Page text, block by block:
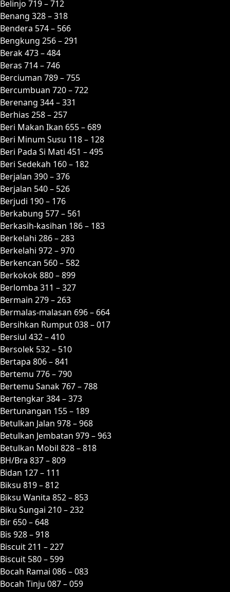
Belinjo 719 – 712
Benang 328 – 318
Bendera 574 – 566
Bengkung 256 – 291
Berak 473 – 484
Beras 714 – 746
Berciuman 789 – 755
Bercumbuan 720 – 722
Berenang 344 – 331
Berhias 258 – 257
Beri Makan Ikan 655 – 689
Beri Minum Susu 118 – 128
Beri Pada Si Mati 451 – 495
Beri Sedekah 160 – 182
Berjalan 390 – 376
Berjalan 540 – 526
Berjudi 190 – 176
Berkabung 577 – 561
Berkasih-kasihan 186 – 183
Berkelahi 286 – 283
Berkelahi 972 – 970
Berkencan 560 – 582
Berkokok 880 – 899
Berlomba 311 – 327
Bermain 279 – 263
Bermalas-malasan 696 – 664
Bersihkan Rumput 038 – 017
Bersiul 432 – 410
Bersolek 532 – 510
Bertapa 806 – 841
Bertemu 776 – 790
Bertemu Sanak 767 – 788
Bertengkar 384 – 373
Bertunangan 155 – 189
Betulkan Jalan 978 – 968
Betulkan Jembatan 979 – 963
Betulkan Mobil 828 – 818
BH/Bra 837 – 809
Bidan 127 – 111
Biksu 819 – 812
Biksu Wanita 852 – 853
Biku Sungai 210 – 232
Bir 650 – 648
Bis 928 – 918
Biscuit 211 – 227
Biscuit 580 – 599
Bocah Ramai 086 – 083
Bocah Tinju 087 – 059